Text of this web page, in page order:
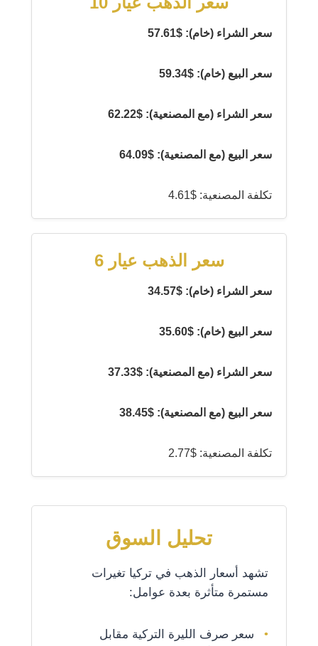
سعر الشراء (خام): $57.61
سعر البيع (خام): $59.34
سعر الشراء (مع المصنعية): $62.22
سعر البيع (مع المصنعية): $64.09
تكلفة المصنعية: $4.61
سعر الذهب عيار 6
سعر الشراء (خام): $34.57
سعر البيع (خام): $35.60
سعر الشراء (مع المصنعية): $37.33
سعر البيع (مع المصنعية): $38.45
تكلفة المصنعية: $2.77
تحليل السوق
تشهد أسعار الذهب في تركيا تغيرات
مستمرة متأثرة بعدة عوامل:
سعر صرف الليرة التركية مقابل